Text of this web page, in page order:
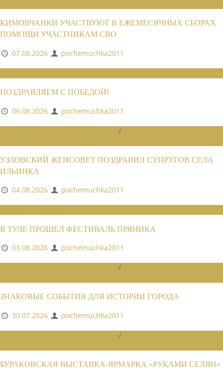
КИМОВЧАНКИ УЧАСТВУЮТ В ЕЖЕМЕСЯЧНЫХ СБОРАХ
ПОМОЩИ УЧАСТНИКАМ СВО
07.08.2026
pochemuchka2011
ПОЗДРАВЛЯЕМ С ПОБЕДОЙ!
06.08.2026
pochemuchka2011
/
УЗЛОВСКИЙ ЖЕНСОВЕТ ПОЗДРАВИЛ СУПРУГОВ СЕЛА
ИЛЬИНКА
04.08.2026
pochemuchka2011
В ТУЛЕ ПРОШЕЛ ФЕСТИВАЛЬ ПРЯНИКА
03.08.2026
pochemuchka2011
/
ЗНАКОВЫЕ СОБЫТИЯ ДЛЯ ИСТОРИИ ГОРОДА
30.07.2026
pochemuchka2011
/
БУРАКОВСКАЯ ВЫСТАВКА-ЯРМАРКА «РУКАМИ СЕЛЯН»